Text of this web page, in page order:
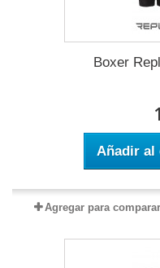
Boxer
Añadir al
Agregar para comparar